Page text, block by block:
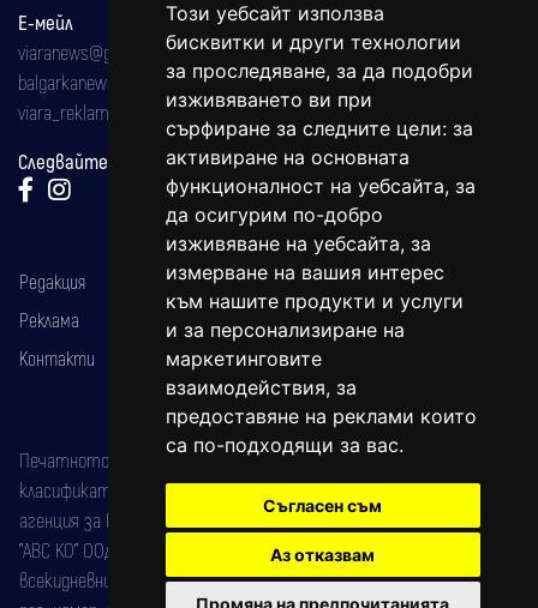
Този уебсайт използва
бисквитки и други технологии
за проследяване, за да подобри
изживяването ви при
сърфиране за следните цели: за
активиране на основната
функционалност на уебсайта, за
да осигурим по-добро
изживяване на уебсайта, за
измерване на вашия интерес
към нашите продукти и услуги
и за персонализиране на
маркетинговите
взаимодействия, за
предоставяне на реклами които
са по-подходящи за вас.
Съгласен съм
Аз отказвам
Промяна на предпочитанията
Е-мейл
viaranews@gmail.com
balgarkanews@gmail.com
viara_reklama@mail.bg
Следвайте ни:
Редакция
Реклама
Контакти
Печатното издание на вестника е регистрирано в националния
класификатор на печатните издания (Българска национална
агенция за ISSN) под номер: ISSN 1312-4722.
"АВС КО" ООД е притежател на марката: Вяра информационен
всекидневник на югозападна България, със свидетелство за марка